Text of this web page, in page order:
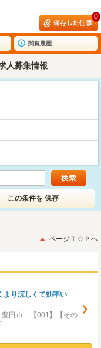
0
閲覧履歴
人募集情報
この条件を 保存
ページＴＯＰへ
り涼しくて効率い
田市 【001】【その